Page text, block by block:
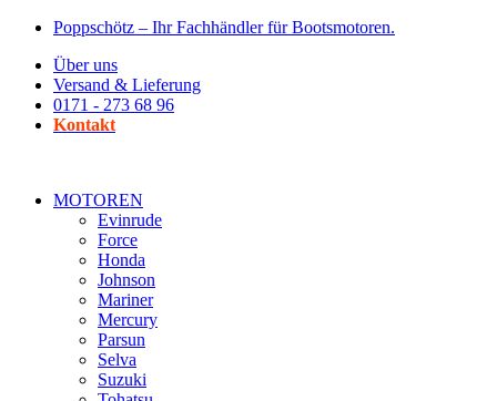
Zum
wechseln
Poppschötz – Ihr Fachhändler für Bootsmotoren.
Über uns
Versand & Lieferung
0171 - 273 68 96
Kontakt
MOTOREN
Evinrude
Force
Honda
Johnson
Mariner
Mercury
Parsun
Selva
Suzuki